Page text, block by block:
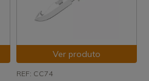
Ver produto
REF: CC74